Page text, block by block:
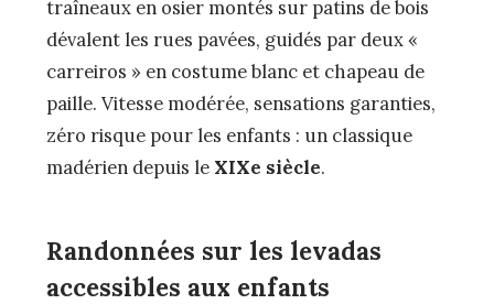
traîneaux en osier montés sur patins de bois
dévalent les rues pavées, guidés par deux «
carreiros » en costume blanc et chapeau de
paille. Vitesse modérée, sensations garanties,
zéro risque pour les enfants : un classique
madérien depuis le XIXe siècle.
Randonnées sur les levadas
accessibles aux enfants